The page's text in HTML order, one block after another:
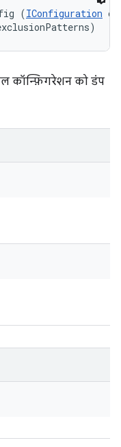
(IConfiguration
कॉन्फ़िगरेशन को डंप